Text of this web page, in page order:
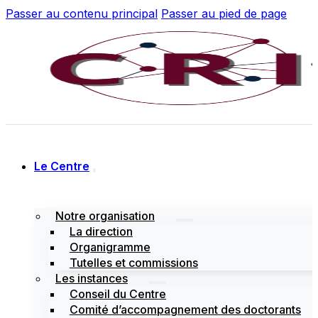
Passer au contenu principal Passer au pied de page
Le Centre
Notre organisation
La direction
Organigramme
Tutelles et commissions
Les instances
Conseil du Centre
Comité d’accompagnement des doctorants